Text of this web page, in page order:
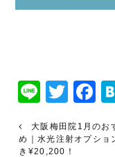
Line
大阪梅田院1月のお
め｜水光注射オプショ
き¥20,200！